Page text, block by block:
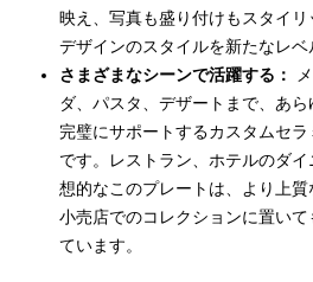
映え、写真も盛り付けもスタイ
デザインのスタイルを新たなレベ
さまざまなシーンで活躍する：
ダ、パスタ、デザートまで、あ
完璧にサポートするカスタムセ
です。レストラン、ホテルのダ
想的なこのプレートは、より上
小売店でのコレクションに置い
ています。